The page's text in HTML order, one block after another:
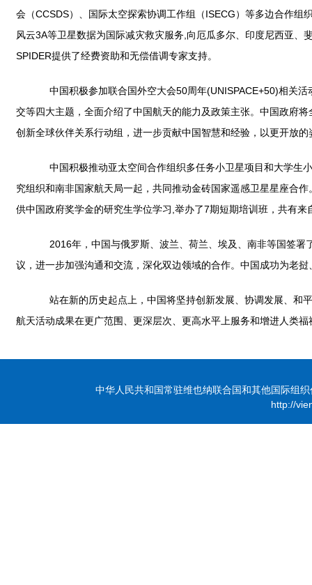
会（CCSDS）、国际太空探索协调工作组（ISECG）等多边合作
风云3A等卫星数据为国际减灾救灾服务,向厄瓜多尔、印度尼西亚
SPIDER提供了经费资助和无偿借调专家支持。
中国积极参加联合国外空大会50周年(UNISPACE+50)相关活
交等四大主题，全面介绍了中国航天的能力及政策主张。中国政府
创新全球伙伴关系行动组，进一步贡献中国智慧和经验，以更开放
中国积极推动亚太空间合作组织多任务小卫星项目和大学生
究组织和南非国家航天局一起，共同推动金砖国家遥感卫星星座合
供中国政府奖学金的研究生学位学习,举办了7期短期培训班，共有
2016年，中国与俄罗斯、波兰、荷兰、埃及、南非等国签署
议，进一步加强沟通和交流，深化双边领域的合作。中国成功为老
站在新的历史起点上，中国将坚持创新发展、协调发展、和
航天活动成果在更广范围、更深层次、更高水平上服务和增进人类
中华人民共和国常驻维也纳联合国和其他国际组
http://